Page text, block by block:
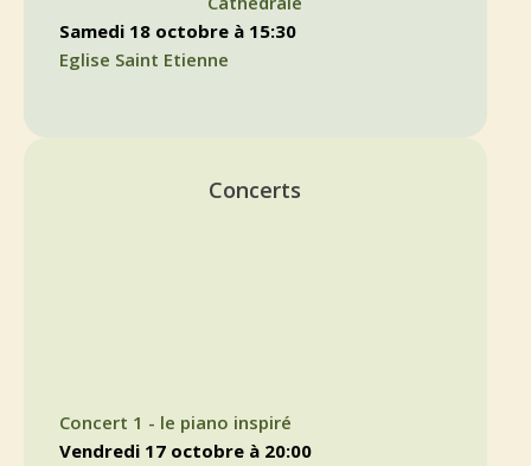
samedi 18 octobre à 15:30
Eglise Saint Etienne
Concerts
Concert 1 - le piano inspiré
vendredi 17 octobre à 20:00